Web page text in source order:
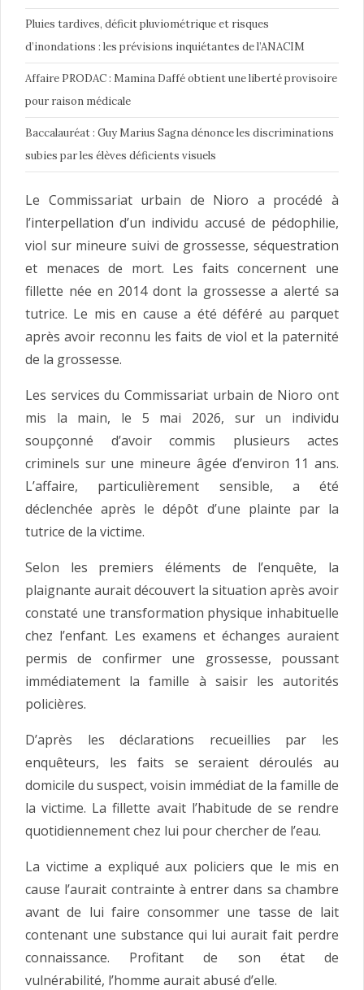
Pluies tardives, déficit pluviométrique et risques
d’inondations : les prévisions inquiétantes de l’ANACIM
Affaire PRODAC : Mamina Daffé obtient une liberté provisoire
pour raison médicale
Baccalauréat : Guy Marius Sagna dénonce les discriminations
subies par les élèves déficients visuels
Le Commissariat urbain de Nioro a procédé à
l’interpellation d’un individu accusé de pédophilie,
viol sur mineure suivi de grossesse, séquestration
et menaces de mort. Les faits concernent une
fillette née en 2014 dont la grossesse a alerté sa
tutrice. Le mis en cause a été déféré au parquet
après avoir reconnu les faits de viol et la paternité
de la grossesse.
Les services du Commissariat urbain de Nioro ont
mis la main, le 5 mai 2026, sur un individu
soupçonné d’avoir commis plusieurs actes
criminels sur une mineure âgée d’environ 11 ans.
L’affaire, particulièrement sensible, a été
déclenchée après le dépôt d’une plainte par la
tutrice de la victime.
Selon les premiers éléments de l’enquête, la
plaignante aurait découvert la situation après avoir
constaté une transformation physique inhabituelle
chez l’enfant. Les examens et échanges auraient
permis de confirmer une grossesse, poussant
immédiatement la famille à saisir les autorités
policières.
D’après les déclarations recueillies par les
enquêteurs, les faits se seraient déroulés au
domicile du suspect, voisin immédiat de la famille de
la victime. La fillette avait l’habitude de se rendre
quotidiennement chez lui pour chercher de l’eau.
La victime a expliqué aux policiers que le mis en
cause l’aurait contrainte à entrer dans sa chambre
avant de lui faire consommer une tasse de lait
contenant une substance qui lui aurait fait perdre
connaissance. Profitant de son état de
vulnérabilité, l’homme aurait abusé d’elle.